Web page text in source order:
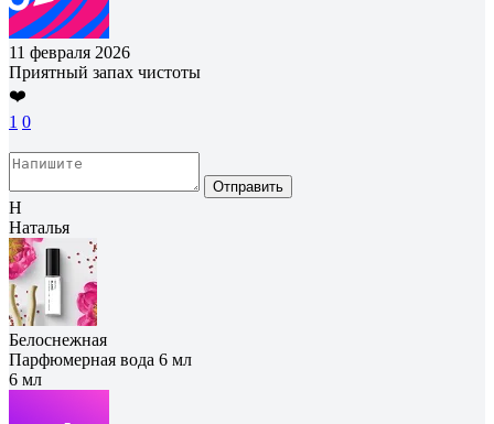
11 февраля 2026
Приятный запах чистоты
❤️
1 0
Отправить
Н
Наталья
Белоснежная
Парфюмерная вода 6 мл
6 мл